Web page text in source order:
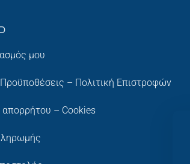
μου
– Πολιτική Επιστροφών
απορρήτου – Cookies